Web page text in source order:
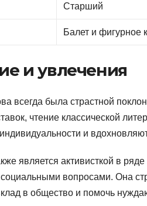
Старший
Балет и фигурное
и увлечения
всегда была страстной
чтение классической
и
является активисткой в
вопросами. Она
в общество и помочь